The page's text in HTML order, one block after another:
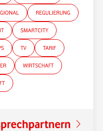
REGULIERUNG
SMARTCITY
TV TARIF
WIRTSCHAFT